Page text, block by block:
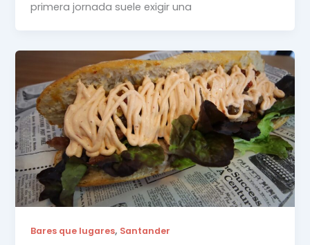
primera jornada suele exigir una
Bares que lugares, Santander